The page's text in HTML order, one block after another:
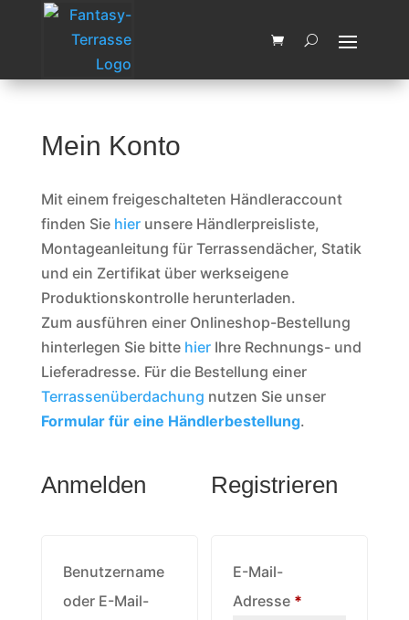
Mein Konto
Mit einem freigeschalteten Händleraccount
finden Sie hierunsere Händlerpreisliste,
Montageanleitung für Terrassendächer, Statik
und ein Zertifikat über werkseigene
Produktionskontrolle herunterladen.
Zum ausführen einer Onlineshop-Bestellung
hinterlegen Sie bitte hierIhre Rechnungs- und
Lieferadresse. Für die Bestellung einer
Terrassenüberdachung nutzen Sie unser
Formular für eine Händlerbestellung.
Anmelden
Benutzername
oder E-Mail-
Registrieren
E-Mail-
Adresse *
Wir machen vom 03.08.2026 bis
zum 14.08.2026 Betriebsferien.
Ab dem 17.08.2026 sind wir
wieder für Sie da
OK, Verstanden